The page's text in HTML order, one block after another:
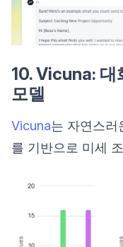
10. Vicuna: 대
모델
Vicuna는 자연스러
를 기반으로 미세